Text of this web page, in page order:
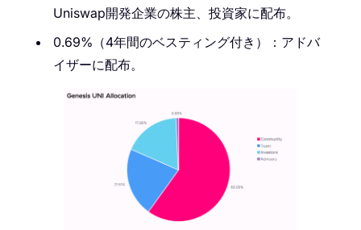
Uniswap開発企業の株主、投資家に配布。
0.69%（4年間のベスティング付き）：アドバ
イザーに配布。